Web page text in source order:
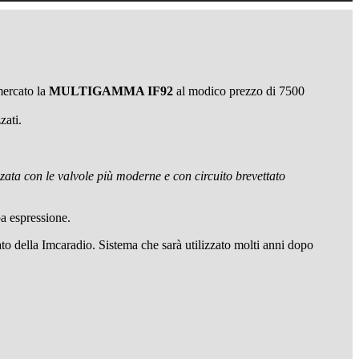
la MULTIGAMMA IF92 al modico prezzo di 7500
con le valvole più moderne e con circuito brevettato
espressione.
della Imcaradio. Sistema che sarà utilizzato molti anni dopo